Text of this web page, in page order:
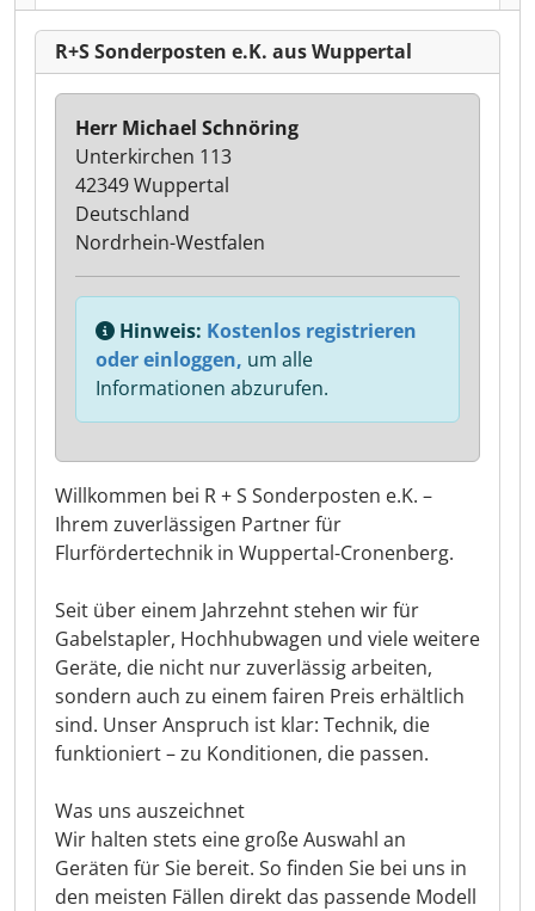
R+S Sonderposten e.K. aus Wuppertal
Willkommen bei R + S Sonderposten e.K. –
Ihrem zuverlässigen Partner für
Flurfördertechnik in Wuppertal-Cronenberg.
Seit über einem Jahrzehnt stehen wir für
Gabelstapler, Hochhubwagen und viele weitere
Geräte, die nicht nur zuverlässig arbeiten,
sondern auch zu einem fairen Preis erhältlich
sind. Unser Anspruch ist klar: Technik, die
funktioniert – zu Konditionen, die passen.
Was uns auszeichnet
Wir halten stets eine große Auswahl an
Geräten für Sie bereit. So finden Sie bei uns in
den meisten Fällen direkt das passende Modell
Herr Michael Schnöring
Unterkirchen 113
42349 Wuppertal
Deutschland
Nordrhein-Westfalen
Hinweis: Kostenlos registrieren
oder einloggen, um alle
Informationen abzurufen.